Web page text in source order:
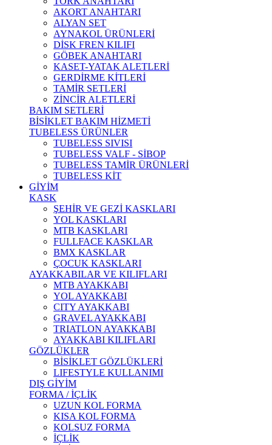
AKORT ANAHTARI
ALYAN SET
AYNAKOL ÜRÜNLERİ
DİSK FREN KILIFI
GÖBEK ANAHTARI
KASET-YATAK ALETLERİ
GERDİRME KİTLERİ
TAMİR SETLERİ
ZİNCİR ALETLERİ
BAKIM SETLERİ
BİSİKLET BAKIM HİZMETİ
TUBELESS ÜRÜNLER
TUBELESS SIVISI
TUBELESS VALF - SİBOP
TUBELESS TAMİR ÜRÜNLERİ
TUBELESS KİT
GİYİM
KASK
ŞEHİR VE GEZİ KASKLARI
YOL KASKLARI
MTB KASKLARI
FULLFACE KASKLAR
BMX KASKLAR
ÇOCUK KASKLARI
AYAKKABILAR VE KILIFLARI
MTB AYAKKABI
YOL AYAKKABI
CITY AYAKKABI
GRAVEL AYAKKABI
TRIATLON AYAKKABI
AYAKKABI KILIFLARI
GÖZLÜKLER
BİSİKLET GÖZLÜKLERİ
LIFESTYLE KULLANIMI
DIŞ GİYİM
FORMA / İÇLİK
UZUN KOL FORMA
KISA KOL FORMA
KOLSUZ FORMA
İÇLİK